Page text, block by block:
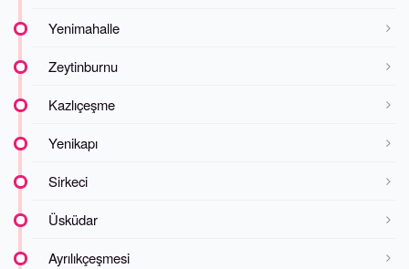
Yenimahalle
Zeytinburnu
Kazlıçeşme
Yenikapı
Sirkeci
Üsküdar
Ayrılıkçeşmesi